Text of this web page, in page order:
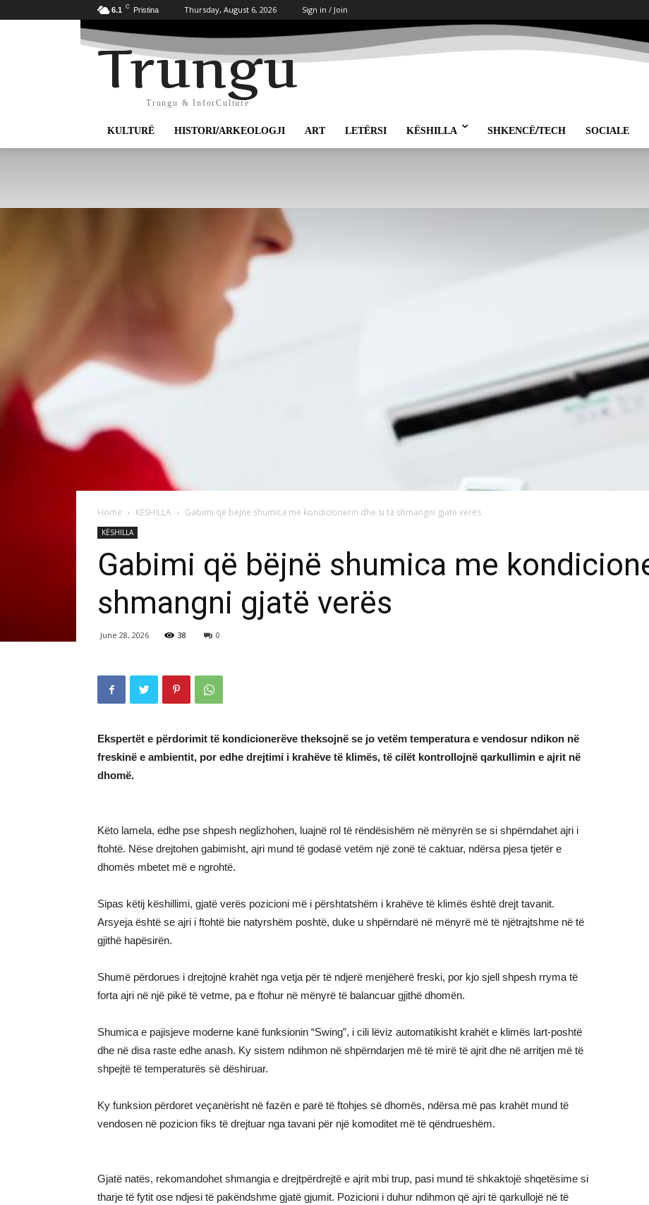
6.1 C Pristina Thursday, August 6, 2026 Sign in / Join
Trungu
Trungu & InforCulture
KULTURË HISTORI/ARKEOLOGJI ART LETËRSI KËSHILLA SHKENCË/TECH SOCIALE
Home KËSHILLA Gabimi që bëjnë shumica me kondicionerin dhe si ta shmangni gjatë verës
KËSHILLA
Gabimi që bëjnë shumica me
shmangni gjatë verës
June 28, 2026 38 0
Ekspertët e përdorimit të kondicionerëve theksojnë se jo vetëm temperatura e vendosur ndikon në
freskinë e ambientit, por edhe drejtimi i krahëve të klimës, të cilët kontrollojnë qarkullimin e ajrit në
dhomë.
Këto lamela, edhe pse shpesh neglizhohen, luajnë rol të rëndësishëm në mënyrën se si shpërndahet ajri i
ftohtë. Nëse drejtohen gabimisht, ajri mund të godasë vetëm një zonë të caktuar, ndërsa pjesa tjetër e
dhomës mbetet më e ngrohtë.
Sipas këtij këshillimi, gjatë verës pozicioni më i përshtatshëm i krahëve të klimës është drejt tavanit.
Arsyeja është se ajri i ftohtë bie natyrshëm poshtë, duke u shpërndarë në mënyrë më të njëtrajtshme në të
gjithë hapësirën.
Shumë përdorues i drejtojnë krahët nga vetja për të ndjerë menjëherë freski, por kjo sjell shpesh rryma të
forta ajri në një pikë të vetme, pa e ftohur në mënyrë të balancuar gjithë dhomën.
Shumica e pajisjeve moderne kanë funksionin “Swing”, i cili lëviz automatikisht krahët e klimës lart-poshtë
dhe në disa raste edhe anash. Ky sistem ndihmon në shpërndarjen më të mirë të ajrit dhe në arritjen më të
shpejtë të temperaturës së dëshiruar.
Ky funksion përdoret veçanërisht në fazën e parë të ftohjes së dhomës, ndërsa më pas krahët mund të
vendosen në pozicion fiks të drejtuar nga tavani për një komoditet më të qëndrueshëm.
Gjatë natës, rekomandohet shmangia e drejtpërdrejtë e ajrit mbi trup, pasi mund të shkaktojë shqetësime si
tharje të fytit ose ndjesi të pakëndshme gjatë gjumit. Pozicioni i duhur ndihmon që ajri të qarkullojë në të